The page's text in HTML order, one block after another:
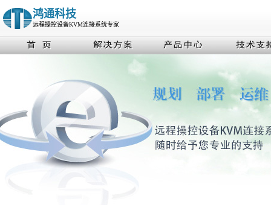
鸿通科技
远程操控设备KVM连接系统专家